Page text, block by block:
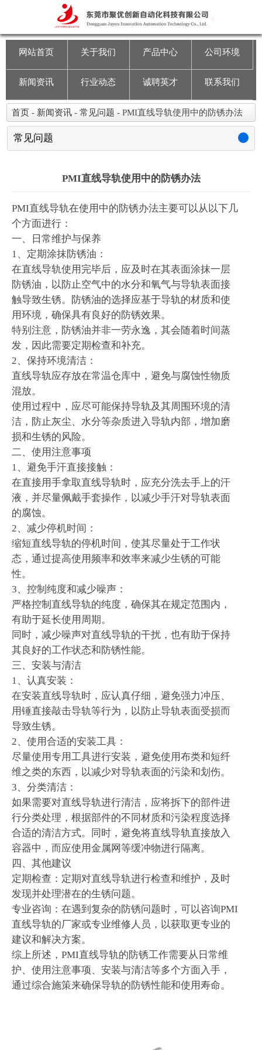
网站首页
公司环境
网站首页 关于我们 产品中心 公司环境
新闻资讯 行业动态 诚聘英才 联系我们
首页 - 新闻资讯 - 常见问题 - PMI直线导轨使用中的防锈办法
常见问题
PMI直线导轨使用中的防锈办法
PMI直线导轨在使用中的防锈办法主要可以从以下几
个方面进行：
一、日常维护与保养
1、定期涂抹防锈油：
在直线导轨使用完毕后，应及时在其表面涂抹一层
防锈油，以防止空气中的水分和氧气与导轨表面接
触导致生锈。防锈油的选择应基于导轨的材质和使
用环境，确保具有良好的防锈效果。
特别注意，防锈油并非一劳永逸，其会随着时间蒸
发，因此需要定期检查和补充。
2、保持环境清洁：
直线导轨应存放在常温仓库中，避免与腐蚀性物质
混放。
使用过程中，应尽可能保持导轨及其周围环境的清
洁，防止灰尘、水分等杂质进入导轨内部，增加磨
损和生锈的风险。
二、使用注意事项
1、避免手汗直接接触：
在直接用手拿取直线导轨时，应充分洗去手上的汗
液，并尽量佩戴手套操作，以减少手汗对导轨表面
的腐蚀。
2、减少停机时间：
缩短直线导轨的停机时间，使其尽量处于工作状
态，通过提高使用频率和效率来减少生锈的可能
性。
3、控制纯度和减少噪声：
严格控制直线导轨的纯度，确保其在规定范围内，
有助于延长使用周期。
同时，减少噪声对直线导轨的干扰，也有助于保持
其良好的工作状态和防锈性能。
三、安装与清洁
1、认真安装：
在安装直线导轨时，应认真仔细，避免强力冲压、
用锤直接敲击导轨等行为，以防止导轨表面受损而
导致生锈。
2、使用合适的安装工具：
尽量使用专用工具进行安装，避免使用布类和短纤
维之类的东西，以减少对导轨表面的污染和划伤。
3、分类清洁：
如果需要对直线导轨进行清洁，应将拆下的部件进
行分类处理，根据部件的不同材质和污染程度选择
合适的清洁方式。同时，避免将直线导轨直接放入
容器中，而应使用金属网等缓冲物进行隔离。
四、其他建议
定期检查：定期对直线导轨进行检查和维护，及时
发现并处理潜在的生锈问题。
专业咨询：在遇到复杂的防锈问题时，可以咨询PMI
直线导轨的厂家或专业维修人员，以获取更专业的
建议和解决方案。
综上所述，PMI直线导轨的防锈工作需要从日常维
护、使用注意事项、安装与清洁等多个方面入手，
通过综合施策来确保导轨的防锈性能和使用寿命。